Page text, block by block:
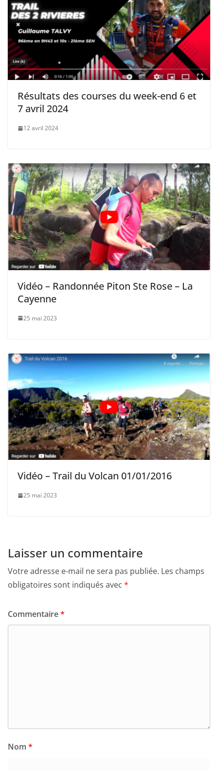
Résultats des courses du week-end 6 et
7 avril 2024
12 avril 2024
Vidéo – Randonnée Piton Ste Rose – La
Cayenne
25 mai 2023
Vidéo – Trail du Volcan 01/01/2016
25 mai 2023
Laisser un commentaire
Votre adresse e-mail ne sera pas publiée. Les champs
obligatoires sont indiqués avec *
Commentaire*
Nom *